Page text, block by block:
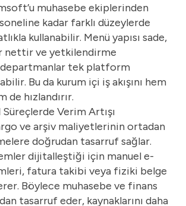
muhasebe ekiplerinden
kadar farklı düzeylerde
kullanabilir. Menü yapısı sade,
nettir ve yetkilendirme
tek platform
Bu da kurum içi iş akışını hem
hızlandırır.
Verim Artışı
ve arşiv maliyetlerinin ortadan
doğrudan tasarruf sağlar.
dijitalleştiği için manuel e-
fatura takibi veya fiziki belge
Böylece muhasebe ve finans
tasarruf eder, kaynaklarını daha